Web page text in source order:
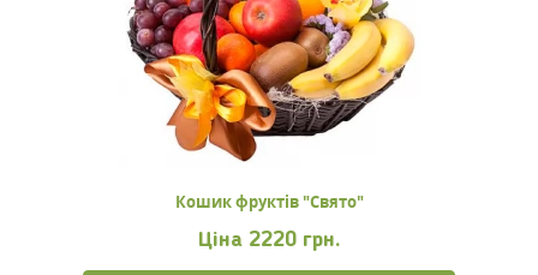
Кошик фруктів "Свято"
Ціна 2220 грн.